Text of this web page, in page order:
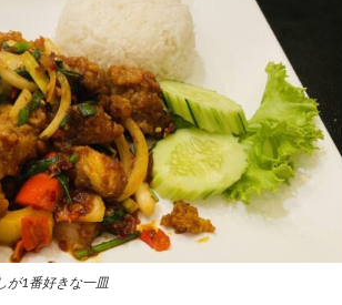
が1番好きな一皿